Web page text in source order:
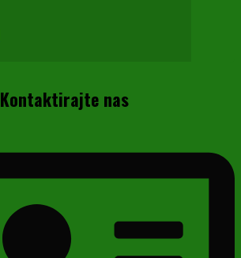
Kontaktirajte nas